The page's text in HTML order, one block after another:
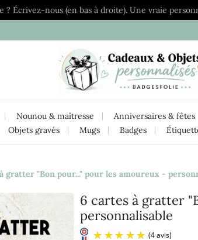
? Écrivez-nous (en bas à droite). Une vraie
Nounou & maîtresse Anniversaires & fêtes
Objets gravés
Mugs Badges
gratter "Bon pour..." pour les amoureux -
6 cartes à gratter
personnalisable